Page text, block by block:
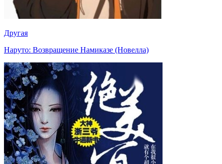
Другая
Наруто: Возвращение Намиказе (Новелла)